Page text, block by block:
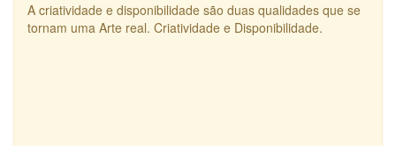
A criatividade e disponibilidade são duas qualidades que se
tornam uma Arte real. Criatividade e Disponibilidade.